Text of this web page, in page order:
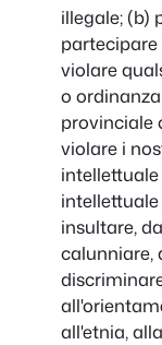
illegale; (b)
partecipare
violare
o
provinciale
violare i
intellettuale
insultare,
calunniare,
all'etnia,